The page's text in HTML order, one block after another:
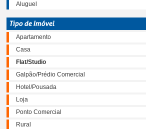
Aluguel
Tipo de Imóvel
Apartamento
Casa
Flat/Studio
Galpão/Prédio Comercial
Hotel/Pousada
Loja
Ponto Comercial
Rural